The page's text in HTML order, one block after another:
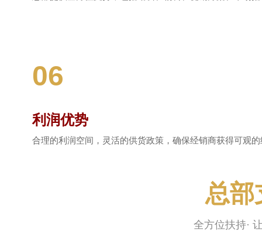
06
利润优势
合理的利润空间，灵活的供货政策，确保经销商获得可观
总部
全方位扶持·